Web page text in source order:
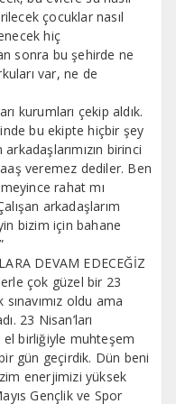
çocuklar nasıl
hiç
sonra bu şehirde ne
var, ne de
kurumları çekip aldık.
bu ekipte hiçbir şey
birinci
veremez dediler. Ben
rahat mı
arkadaşlarım
bizim için bahane
DEVAM EDECEĞİZ
çok güzel bir 23
sınavımız oldu ama
23 Nisan’ları
el birliğiyle muhteşem
gün geçirdik. Dün beni
enerjimizi yüksek
Gençlik ve Spor